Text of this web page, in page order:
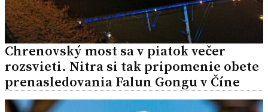
Chrenovský most sa v piatok večer
rozsvieti. Nitra si tak pripomenie obete
prenasledovania Falun Gongu v Číne